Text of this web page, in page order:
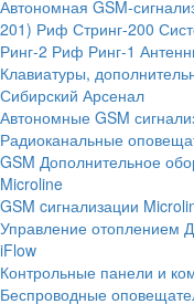
Автономная GSM-
201) Риф Стринг-200
Ринг-2 Риф Ринг-1
Клавиатуры,
Сибирский Арсенал
Автономные GSM
Радиоканальные
GSM Дополнительное
Microline
GSM cигнализации
Управление отоплением
iFlow
Контрольные панели и
Беспроводные